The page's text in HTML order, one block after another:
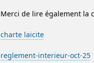
Merci de lire également la
charte laicite
reglement-interieur-oct-25